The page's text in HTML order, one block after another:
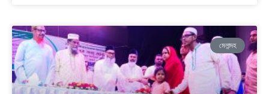
মেলান্দহ